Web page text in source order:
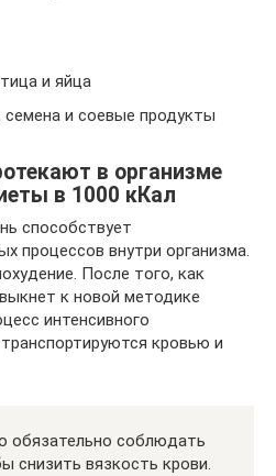
и яйца
семена и соевые продукты
в организме
в 1000 кКал
способствует
процессов внутри организма.
После того, как
к новой методике
интенсивного
кровью и
обязательно соблюдать
снизить вязкость крови.